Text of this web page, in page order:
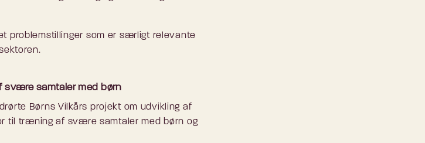
problemstillinger som er særligt relevante
svære samtaler med børn
Børns Vilkårs projekt om udvikling af
til træning af svære samtaler med børn og